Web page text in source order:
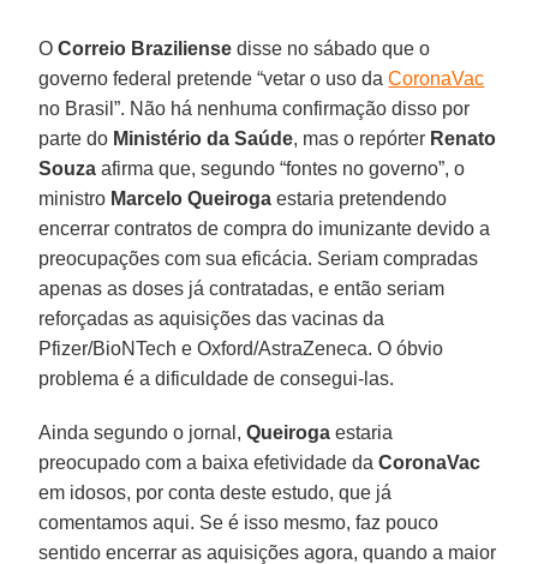
OCorreio Braziliense disse no sábado que o
governo federal pretende “vetar o uso daCoronaVac
no Brasil”. Não há nenhuma confirmação disso por
parte do Ministério da Saúde, mas o repórter Renato
Souza afirma que, segundo “fontes no governo”, o
ministro Marcelo Queiroga estaria pretendendo
encerrar contratos de compra do imunizante devido a
preocupações com sua eficácia. Seriam compradas
apenas as doses já contratadas, e então seriam
reforçadas as aquisições das vacinas da
Pfizer/BioNTech e Oxford/AstraZeneca. O óbvio
problema é a dificuldade de consegui-las.
Ainda segundo o jornal,Queiroga estaria
preocupado com a baixa efetividade daCoronaVac
em idosos, por conta deste estudo, que já
comentamos aqui. Se é isso mesmo, faz pouco
sentido encerrar as aquisições agora, quando a maior